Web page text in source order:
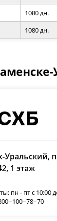
1080 дн.
1080 дн.
Уральский,
1 этаж
пн - пт с 10:00